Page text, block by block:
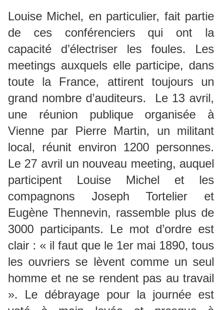
Louise Michel, en particulier, fait partie
de ces conférenciers qui ont la
capacité d’électriser les foules. Les
meetings auxquels elle participe, dans
toute la France, attirent toujours un
grand nombre d’auditeurs. Le 13 avril,
une réunion publique organisée à
Vienne par Pierre Martin, un militant
local, réunit environ 1200 personnes.
Le 27 avril un nouveau meeting, auquel
participent Louise Michel et les
compagnons Joseph Tortelier et
Eugène Thennevin, rassemble plus de
3000 participants. Le mot d’ordre est
clair : « il faut que le 1er mai 1890, tous
les ouvriers se lèvent comme un seul
homme et ne se rendent pas au travail
». Le débrayage pour la journée est